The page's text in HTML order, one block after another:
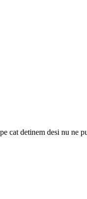
cat detinem desi nu ne